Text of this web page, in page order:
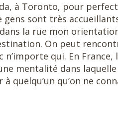
à Toronto, pour
gens sont très
la rue mon
On peut
qui. En
mentalité dans
quelqu’un qu’on ne